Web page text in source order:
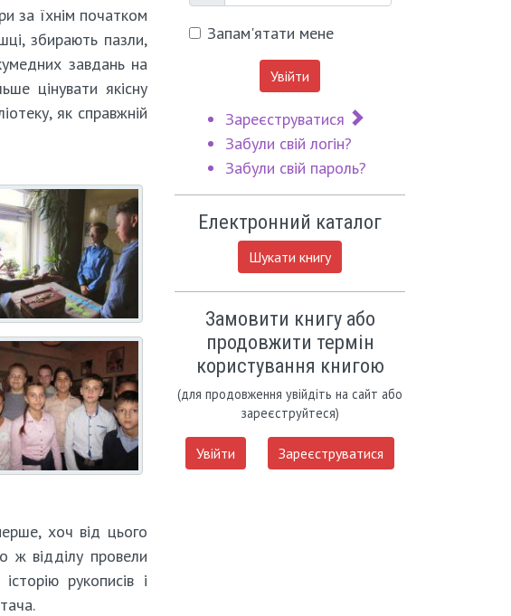
за їхнім початком
збирають пазли,
завдань на
цінувати якісну
як справжній
хоч від цього
відділу провели
рукописів і
Запам'ятати мене
Увійти
Зареєструватися
Забули свій логін?
Забули свій пароль?
Електронний каталог
Шукати книгу
Замовити книгу або
продовжити термін
користування книгою
(для продовження увійдіть на сайт або
зареєструйтеся)
Увійти Зареєструватися